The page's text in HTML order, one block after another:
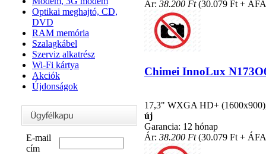
Optikai meghajtó, CD,
DVD
RAM memória
Szalagkábel
Szerviz alkatrész
Wi-Fi kártya
Akciók
Újdonságok
E-mail
cím
Ár: 38.200 Ft(30.079 Ft +
Chimei InnoLux
17,3" WXGA HD+
új
Garancia: 12 hónap
Ár: 38.200 Ft(30.079 Ft +